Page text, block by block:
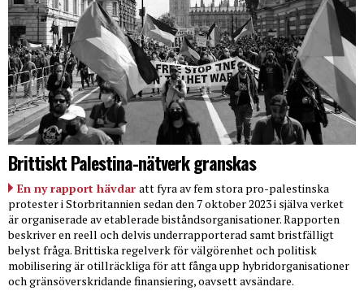
Brittiskt Palestina-nätverk granskas
En ny rapport hävdar att fyra av fem stora pro-palestinska
protester i Storbritannien sedan den 7 oktober 2023 i själva verket
är organiserade av etablerade biståndsorganisationer. Rapporten
beskriver en reell och delvis underrapporterad samt bristfälligt
belyst fråga. Brittiska regelverk för välgörenhet och politisk
mobilisering är otillräckliga för att fånga upp hybridorganisationer
och gränsöverskridande finansiering, oavsett avsändare.